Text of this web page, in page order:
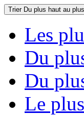
Trier Du plus haut au
Les
Du
Du
Le